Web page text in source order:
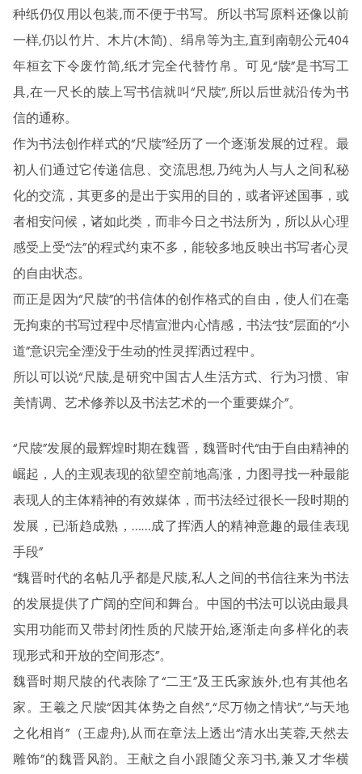
种纸仍仅用以包装,而不便于书写。所以书写原料还像以前
一样,仍以竹片、木片(木简)、绢帛等为主,直到南朝公元404
年桓玄下令废竹简,纸才完全代替竹帛。可见“牍”是书写工
具,在一尺长的牍上写书信就叫“尺牍”,所以后世就沿传为书
信的通称。
作为书法创作样式的“尺牍”经历了一个逐渐发展的过程。最
初人们通过它传递信息、交流思想,乃纯为人与人之间私秘
化的交流，其更多的是出于实用的目的，或者评述国事，或
者相安问候，诸如此类，而非今日之书法所为，所以从心理
感受上受“法”的程式约束不多，能较多地反映出书写者心灵
的自由状态。
而正是因为“尺牍”的书信体的创作格式的自由，使人们在毫
无拘束的书写过程中尽情宣泄内心情感，书法“技”层面的“小
道”意识完全湮没于生动的性灵挥洒过程中。
所以可以说“尺牍,是研究中国古人生活方式、行为习惯、审
美情调、艺术修养以及书法艺术的一个重要媒介”。
“尺牍”发展的最辉煌时期在魏晋，魏晋时代“由于自由精神的
崛起，人的主观表现的欲望空前地高涨，力图寻找一种最能
表现人的主体精神的有效媒体，而书法经过很长一段时期的
发展，已渐趋成熟，……成了挥洒人的精神意趣的最佳表现
手段”
“魏晋时代的名帖几乎都是尺牍,私人之间的书信往来为书法
的发展提供了广阔的空间和舞台。中国的书法可以说由最具
实用功能而又带封闭性质的尺牍开始,逐渐走向多样化的表
现形式和开放的空间形态”。
魏晋时期尺牍的代表除了“二王”及王氏家族外,也有其他名
家。王羲之尺牍“因其体势之自然”,“尽万物之情状”,“与天地
之化相肖”（王虚舟),从而在章法上透出“清水出芙蓉,天然去
雕饰”的魏晋风韵。王献之自小跟随父亲习书,兼又才华横